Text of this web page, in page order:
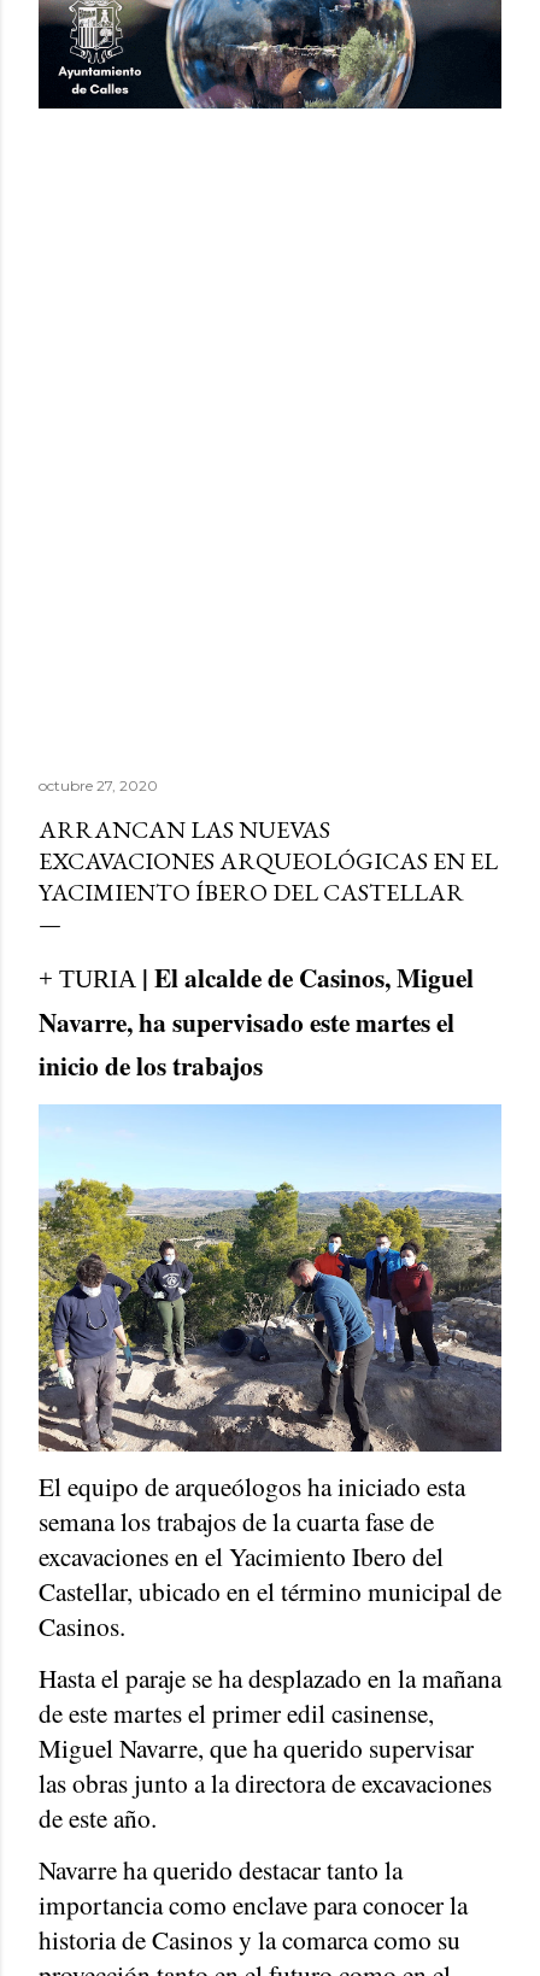
octubre 27, 2020
ARRANCAN LAS NUEVAS
EXCAVACIONES ARQUEOLÓGICAS EN EL
YACIMIENTO ÍBERO DEL CASTELLAR
+ TURIA | El alcalde de Casinos, Miguel
Navarre, ha supervisado este martes el
inicio de los trabajos
El equipo de arqueólogos ha iniciado esta
semana los trabajos de la cuarta fase de
excavaciones en el Yacimiento Ibero del
Castellar, ubicado en el término municipal de
Casinos.
Hasta el paraje se ha desplazado en la mañana
de este martes el primer edil casinense,
Miguel Navarre, que ha querido supervisar
las obras junto a la directora de excavaciones
de este año.
Navarre ha querido destacar tanto la
importancia como enclave para conocer la
historia de Casinos y la comarca como su